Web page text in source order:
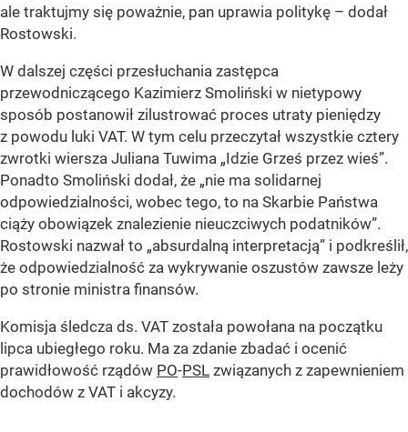
ale traktujmy się poważnie, pan uprawia politykę – dodał
Rostowski.
W dalszej części przesłuchania zastępca
przewodniczącego Kazimierz Smoliński w nietypowy
sposób postanowił zilustrować proces utraty pieniędzy
z powodu luki VAT. W tym celu przeczytał wszystkie cztery
zwrotki wiersza Juliana Tuwima „Idzie Grześ przez wieś”.
Ponadto Smoliński dodał, że „nie ma solidarnej
odpowiedzialności, wobec tego, to na Skarbie Państwa
ciąży obowiązek znalezienie nieuczciwych podatników”.
Rostowski nazwał to „absurdalną interpretacją” i podkreślił,
że odpowiedzialność za wykrywanie oszustów zawsze leży
po stronie ministra finansów.
Komisja śledcza ds. VAT została powołana na początku
lipca ubiegłego roku. Ma za zdanie zbadać i ocenić
prawidłowość rządów PO-PSL związanych z zapewnieniem
dochodów z VAT i akcyzy.